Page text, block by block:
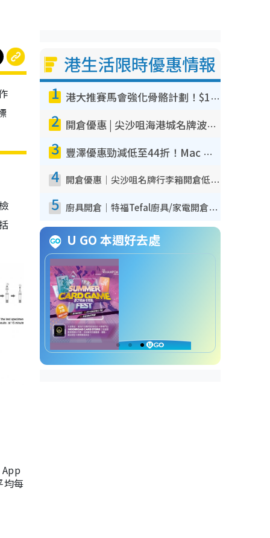
均每
港生活限時優惠情報
1 港大推賽馬會強化骨骼計劃！$100骨質密度X光檢查 完成免費運動訓練送超市禮券！附參加資格
2 開倉優惠 | 尖沙咀海港城名牌波鞋開倉低至1折！On鞋$899起／Joy&Peace鞋履$98起
3 豐澤優惠勁減低至44折！Mac mini/iPhone17Pro大減價！廚房家電$220起
4 開倉優惠｜尖沙咀名牌行李箱開倉低至4折！一連5日 American Tourister/ace./Hallmark $200起！
5 廚具開倉｜特福Tefal廚具/家電開倉低至3折！$220起買平底鍋/炒鑊/湯煲！電飯煲/吸塵機/燙斗$418起
U GO 本週好去處